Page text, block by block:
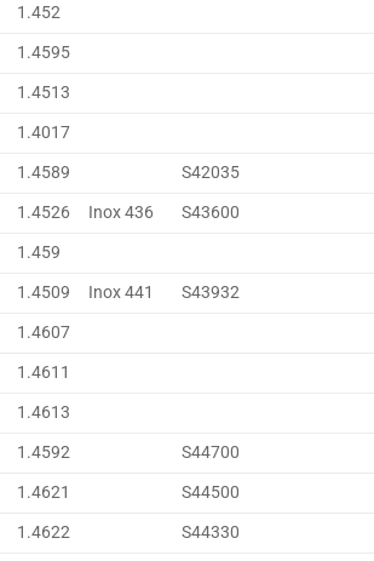
1.452
1.4595
1.4513
1.4017
1.4589
S42035
1.4526 Inox 436
S43600
1.459
1.4509 Inox 441
S43932
1.4607
1.4611
1.4613
1.4592
S44700
1.4621
S44500
1.4622 S44330